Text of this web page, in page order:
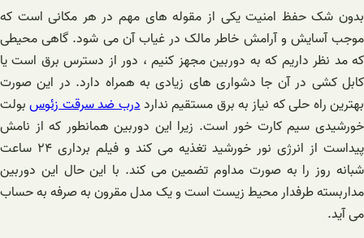
بدون شک حفظ امنیت یکی از مقوله های مهم در هر مکانی است که
موجب آسایش و آرامش خاطر مالک در غیاب آن می شود. گاهی محیطی
که مد نظر داریم که به دوربین مجهز کنیم ، دور از دسترس برق است یا
کابل کشی در آن جا دشواری های زیادی به همراه دارد. در این صورت
بهترین راه حلی که نیاز به برق مستقیم ندارددرب ضد سرقت زئوسبولت
خورشیدی سیم کارت خور است. زیرا این دوربین همانطور که از نامش
پیداست از انرژی نور خورشید تغذیه می کند و فیلم برداری ۲۴ ساعت
شبانه روز را به صورت مداوم تضمین می کند. با این حال این دوربین
مداربسته طرفدار محیط زیست است و یک مدل مقرون به صرفه به حساب
می آید.